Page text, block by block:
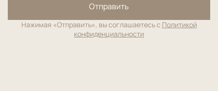
Отправить
Нажимая «Отправить», вы соглашаетесь с Политикой
конфиденциальности